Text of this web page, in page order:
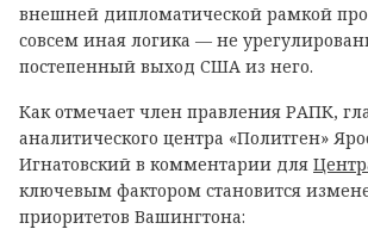
внешней дипломатической рамкой
совсем иная логика — не
постепенный выход США из него.
Как отмечает член правления РАПК,
аналитического центра «Политген»
Игнатовский в комментарии для
ключевым фактором становится
приоритетов Вашингтона: